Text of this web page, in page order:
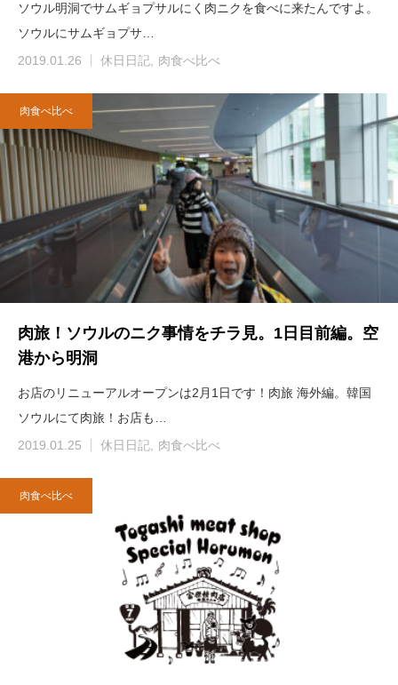
ソウル明洞でサムギョプサルにく肉ニクを食べに来たんですよ。
ソウルにサムギョプサ…
2019.01.26
休日日記 肉食べ比べ
肉食べ比べ
肉旅！ソウルのニク事情をチラ見。1日目前編。空
港から明洞
お店のリニューアルオープンは2月1日です！肉旅 海外編。韓国
ソウルにて肉旅！お店も…
2019.01.25
休日日記 肉食べ比べ
肉食べ比べ